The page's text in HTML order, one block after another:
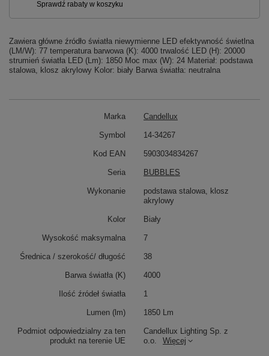
Zawiera główne źródło światła niewymienne LED efektywność świetlna
(LM/W): 77 temperatura barwowa (K): 4000 trwalość LED (H): 20000
strumień światła LED (Lm): 1850 Moc max (W): 24 Materiał: podstawa
stalowa, klosz akrylowy Kolor: biały Barwa światła: neutralna
Marka Candellux
Podmiot odpowiedzialny za ten
produkt na terenie UE
Candellux Lighting Sp. z
o.o.
Więcej
Symbol 14-34267
Kod EAN 5903034834267
Seria BUBBLES
Wykonanie
podstawa stalowa, klosz
akrylowy
Kolor Biały
Wysokość maksymalna 7
Średnica / szerokość/ długość 38
Barwa światła (K) 4000
Ilość źródeł światła 1
Lumen (lm) 1850 Lm